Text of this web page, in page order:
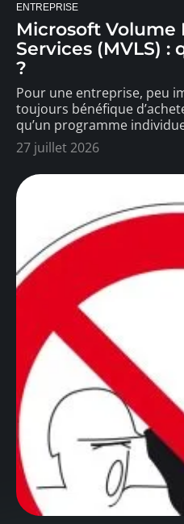
ENTREPRISE
Microsoft Volume
Services (MVLS) :
?
Pour une entreprise, peu
toujours bénéfique
qu’un programme
27 juillet 2026